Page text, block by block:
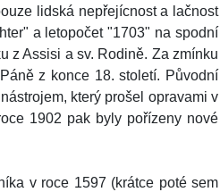
lidská nepřejícnost a lačnost
a letopočet "1703" na spodní
z Assisi a sv. Rodině. Za zmínku
z konce 18. století. Původní
který prošel opravami v
1902 pak byly pořízeny nové
v roce 1597 (krátce poté sem